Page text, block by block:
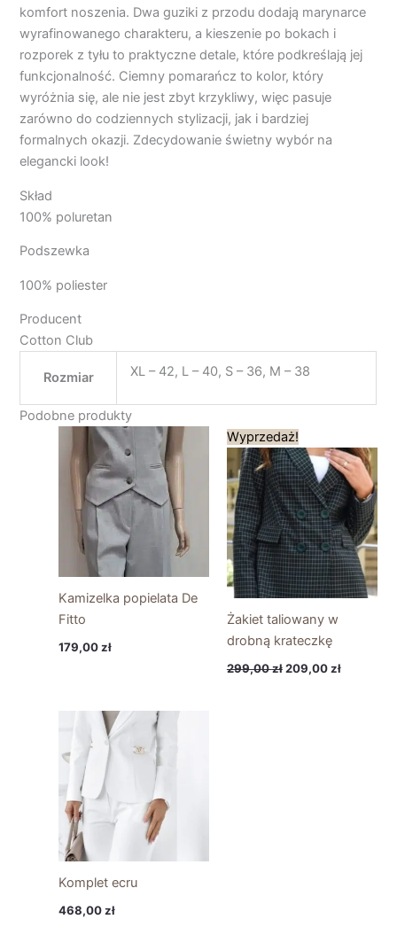
komfort noszenia. Dwa guziki z przodu dodają marynarce
wyrafinowanego charakteru, a kieszenie po bokach i
rozporek z tyłu to praktyczne detale, które podkreślają jej
funkcjonalność. Ciemny pomarańcz to kolor, który
wyróżnia się, ale nie jest zbyt krzykliwy, więc pasuje
zarówno do codziennych stylizacji, jak i bardziej
formalnych okazji. Zdecydowanie świetny wybór na
elegancki look!
Skład
100% poluretan
Podszewka
100% poliester
Producent
Cotton Club
Rozmiar XL – 42, L – 40, S – 36, M – 38
Podobne produkty
Kamizelka popielata De
Fitto
179,00zł
Wyprzedaż!
Żakiet taliowany w
drobną krateczkę
299,00zł
Pierwotna
cena
wynosiła:
299,00 zł.
209,00zł
cena
wynosi:
209,00
Komplet ecru
468,00zł